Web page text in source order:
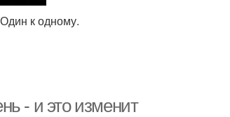
к одному.
- и это изменит